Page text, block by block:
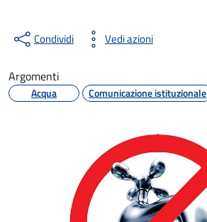
Condividi Vedi azioni
Argomenti
Acqua Comunicazione istituzionale